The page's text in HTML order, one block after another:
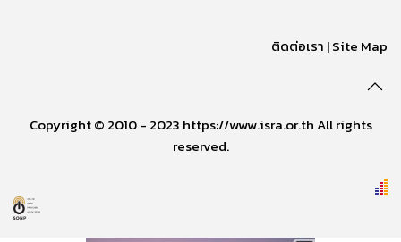
ติดต่อเรา |Site Map
Copyright © 2010 - 2023 https://www.isra.or.th All rights
reserved.